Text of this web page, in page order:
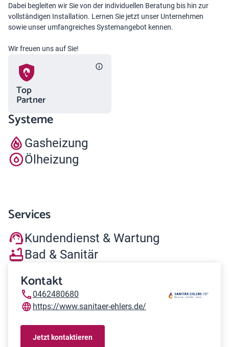
Dabei begleiten wir Sie von der individuellen Beratung bis hin zur
vollständigen Installation. Lernen Sie jetzt unser Unternehmen
sowie unser umfangreiches Systemangebot kennen.
Wir freuen uns auf Sie!
Top
Partner
Systeme
Gasheizung
Ölheizung
Services
Kundendienst & Wartung
Bad & Sanitär
Kontakt
0462480680
https://www.sanitaer-ehlers.de/
Jetzt kontaktieren